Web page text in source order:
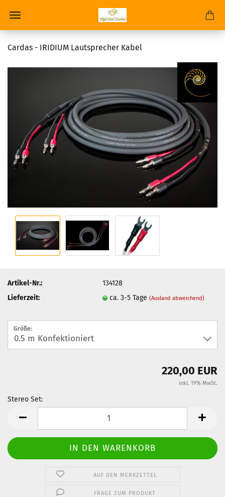
Cardas - IRIDIUM Lautsprecher Kabel
Artikel-Nr.:
134128
Lieferzeit:
ca. 3-5 Tage(Ausland abweichend)
Größe:
220,00 EUR
inkl. 19% MwSt.
Stereo Set:
AUF DEN MERKZETTEL
FRAGE ZUM PRODUKT